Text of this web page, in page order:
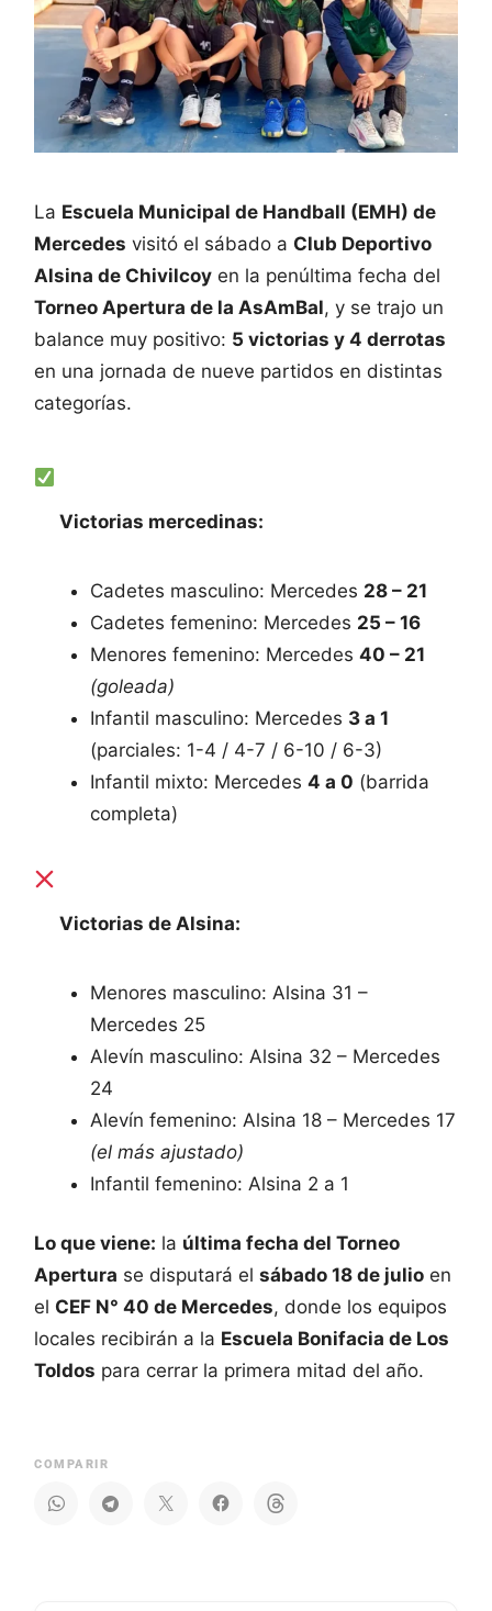
La Escuela Municipal de Handball (EMH) de
Mercedes visitó el sábado a Club Deportivo
Alsina de Chivilcoy en la penúltima fecha del
Torneo Apertura de la AsAmBal, y se trajo un
balance muy positivo: 5 victorias y 4 derrotas
en una jornada de nueve partidos en distintas
categorías.
Victorias mercedinas:
Cadetes masculino: Mercedes 28 – 21
Cadetes femenino: Mercedes 25 – 16
Menores femenino: Mercedes 40 – 21
(goleada)
Infantil masculino: Mercedes 3 a 1
(parciales: 1-4 / 4-7 / 6-10 / 6-3)
Infantil mixto: Mercedes 4 a 0 (barrida
completa)
Victorias de Alsina:
Menores masculino: Alsina 31 –
Mercedes 25
Alevín masculino: Alsina 32 – Mercedes
24
Alevín femenino: Alsina 18 – Mercedes 17
(el más ajustado)
Infantil femenino: Alsina 2 a 1
Lo que viene: la última fecha del Torneo
Apertura se disputará el sábado 18 de julio en
el CEF N° 40 de Mercedes, donde los equipos
locales recibirán a la Escuela Bonifacia de Los
Toldos para cerrar la primera mitad del año.
COMPARIR